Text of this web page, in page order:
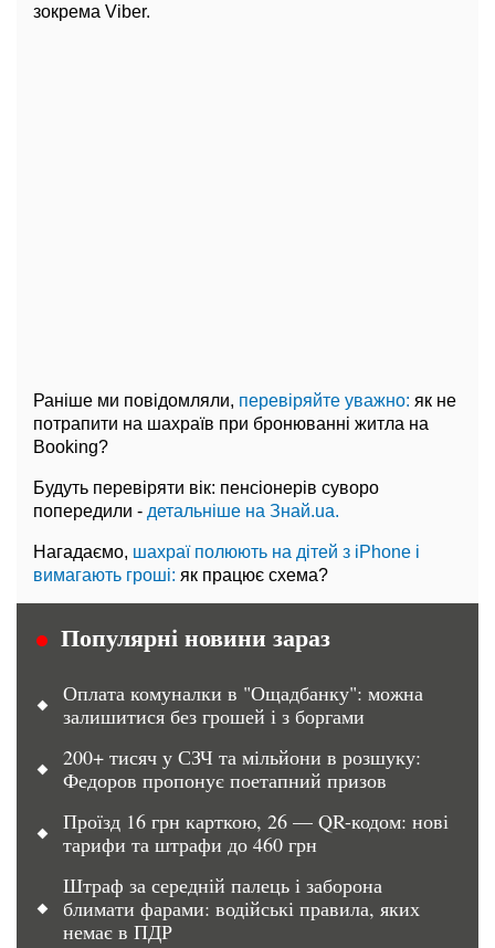
зокрема Viber.
Раніше ми повідомляли, перевіряйте уважно: як не
потрапити на шахраїв при бронюванні житла на
Booking?
Будуть перевіряти вік: пенсіонерів суворо
попередили - детальніше на Знай.ua.
Нагадаємо, шахраї полюють на дітей з iPhone і
вимагають гроші: як працює схема?
Популярні новини зараз
Оплата комуналки в "Ощадбанку": можна
залишитися без грошей і з боргами
200+ тисяч у СЗЧ та мільйони в розшуку:
Федоров пропонує поетапний призов
Проїзд 16 грн карткою, 26 — QR-кодом: нові
тарифи та штрафи до 460 грн
Штраф за середній палець і заборона
блимати фарами: водійські правила, яких
немає в ПДР